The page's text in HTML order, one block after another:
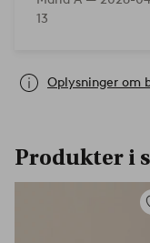
lys
13
Oplysninger om
Produkter i